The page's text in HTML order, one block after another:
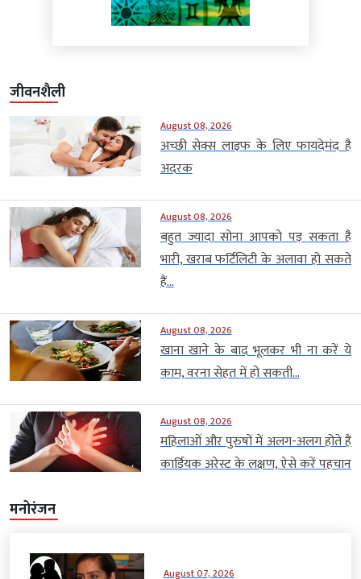
जीवनशैली
August 08, 2026
अच्छी सेक्स लाइफ के लिए फायदेमंद है
अदरक
August 08, 2026
बहुत ज्यादा सोना आपको पड़ सकता है
भारी, खराब फर्टिलिटी के अलावा हो सकते
हैं...
August 08, 2026
खाना खाने के बाद भूलकर भी ना करें ये
काम, वरना सेहत में हो सकती...
August 08, 2026
महिलाओं और पुरुषों में अलग-अलग होते हैं
कार्डियक अरेस्ट के लक्षण, ऐसे करें पहचान
मनोरंजन
August 07, 2026